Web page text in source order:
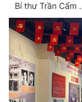
Bí thư Trần Cẩm